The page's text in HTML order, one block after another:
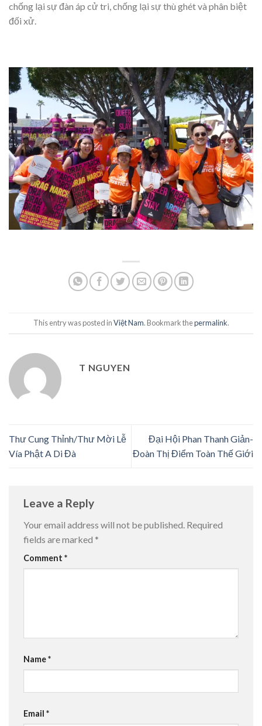
chống lại sự đàn áp cử tri, chống lại sự thù ghét và phân biệt
đối xử.
This entry was posted inViệt Nam. Bookmark thepermalink.
T NGUYEN
Thư Cung Thỉnh/Thư Mời Lễ
Vía Phật A Di Đà
Đại Hội Phan Thanh Giản-
Đoàn Thị Điểm Toàn Thế Giới
Leave a Reply
Your email address will not be published. Required
fields are marked *
Comment *
Name*
Email *